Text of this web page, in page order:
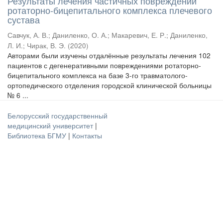
ротаторно-бицепитального комплекса плечевого
сустава
Савчук, А. В.; Даниленко, О. А.; Макаревич, Е. Р.; Даниленко,
Л. И.; Чирак, В. Э. (2020)
Авторами были изучены отдалённые результаты лечения 102
пациентов с дегенеративными повреждениями ротаторно-
бицепитального комплекса на базе 3-го травматолого-
ортопедического отделения городской клинической больницы
№ 6 ...
Белорусский государственный
медицинский университет |
Библиотека БГМУ | Контакты